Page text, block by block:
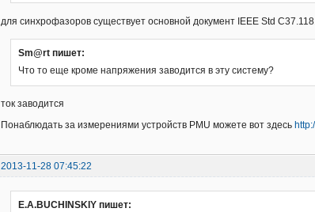
для синхрофазоров существует основной документ IEEE Std
Sm@rt пишет:
Что то еще кроме напряжения заводится в эту систему?
ток заводится
Понаблюдать за измерениями устройств PMU можете вот здесь
2013-11-28 07:45:22
E.A.BUCHINSKIY пишет: